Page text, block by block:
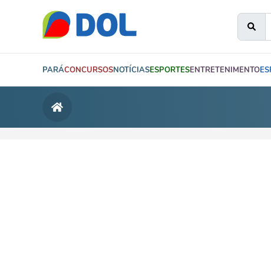
PARÁCONCURSOSNOTÍCIASESPORTESENTRETENIMENTO